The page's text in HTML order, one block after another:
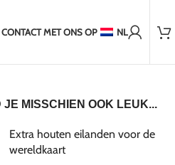
MET ONS OP NL
JE MISSCHIEN OOK LEUK...
Extra houten eilanden voor de
wereldkaart